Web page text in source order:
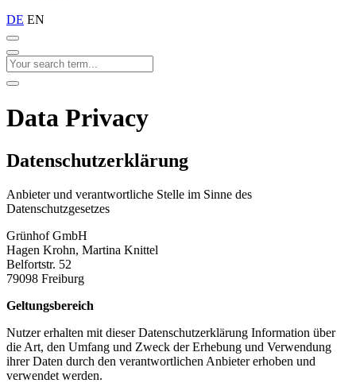
DE EN
Data Privacy
Datenschutzerklärung
Anbieter und verantwortliche Stelle im Sinne des
Datenschutzgesetzes
Grünhof GmbH
Hagen Krohn, Martina Knittel
Belfortstr. 52
79098 Freiburg
Geltungsbereich
Nutzer erhalten mit dieser Datenschutzerklärung Information über
die Art, den Umfang und Zweck der Erhebung und Verwendung
ihrer Daten durch den verantwortlichen Anbieter erhoben und
verwendet werden.